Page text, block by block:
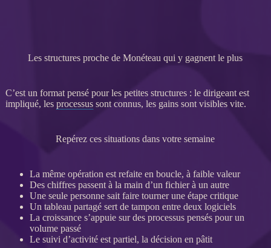
Les structures proche de Monéteau qui y gagnent le plus
C’est un format pensé pour les petites structures : le dirigeant est
impliqué, les processussont connus, les gains sont visibles vite.
Repérez ces situations dans votre semaine
La même opération est refaite en boucle, à faible valeur
Des chiffres passent à la main d’un fichier à un autre
Une seule personne sait faire tourner une étape critique
Un tableau partagé sert de tampon entre deux logiciels
La croissance s’appuie sur des processuspensés pour un
volume passé
Le suivi d’activité est partiel, la décision en pâtit